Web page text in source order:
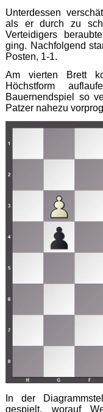
Unterdessen
als er durch zu
Verteidigers
ging. Nachfolgend
Posten, 1-1.
Am vierten Brett
Höchstform
Bauernendspiel so
Patzer nahezu
In der
gespielt, worauf